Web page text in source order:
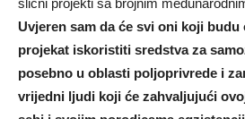
slični projekti sa brojnim
Uvjeren sam da će svi oni koji budu
projekat iskoristiti sredstva za
posebno u oblasti poljoprivrede i
vrijedni ljudi koji će zahvaljujući